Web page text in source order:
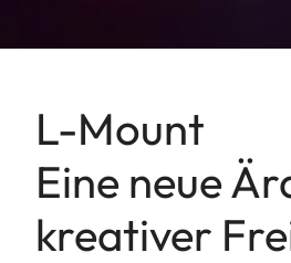
L-Mount
Eine neue
kreativer